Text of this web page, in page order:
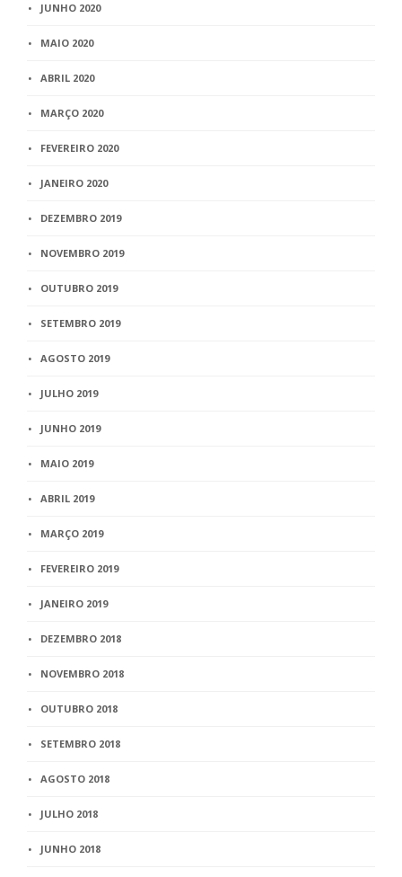
JUNHO 2020
MAIO 2020
ABRIL 2020
MARÇO 2020
FEVEREIRO 2020
JANEIRO 2020
DEZEMBRO 2019
NOVEMBRO 2019
OUTUBRO 2019
SETEMBRO 2019
AGOSTO 2019
JULHO 2019
JUNHO 2019
MAIO 2019
ABRIL 2019
MARÇO 2019
FEVEREIRO 2019
JANEIRO 2019
DEZEMBRO 2018
NOVEMBRO 2018
OUTUBRO 2018
SETEMBRO 2018
AGOSTO 2018
JULHO 2018
JUNHO 2018